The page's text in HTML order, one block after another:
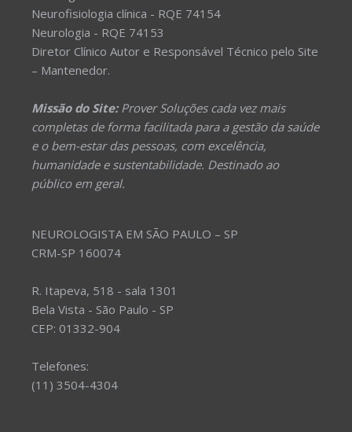
Neurofisiologia clínica - RQE 74154
Neurologia - RQE 74153
Diretor Clínico Autor e Responsável Técnico pelo Site
– Mantenedor.
Missão do Site:Prover Soluções cada vez mais
completas de forma facilitada para a gestão da saúde
e o bem-estar das pessoas, com excelência,
humanidade e sustentabilidade. Destinado ao
público em geral.
NEUROLOGISTA EM SÃO PAULO – SP
CRM-SP 160074
R. Itapeva, 518 - sala 1301
Bela Vista - São Paulo - SP
CEP: 01332-904
Telefones:
(11) 3504-4304